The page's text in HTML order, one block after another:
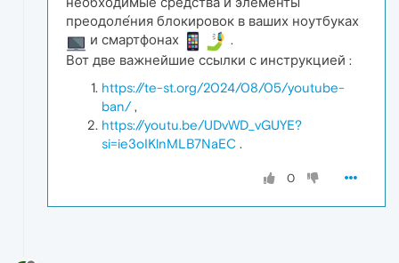
преодоле́ния блокировок в ваших ноутбуках
и смартфонах
.
Вот две важнейшие ссылки с инструкцией :
https://te-st.org/2024/08/05/youtube-
ban/,
https://youtu.be/UDvWD_vGUYE?
si=ie3oIKlnMLB7NaEC .
0